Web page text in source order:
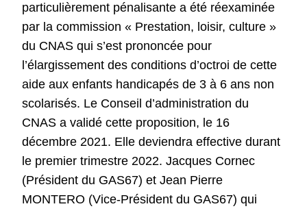
particulièrement pénalisante a été réexaminée
par la commission « Prestation, loisir, culture »
du CNAS qui s’est prononcée pour
l’élargissement des conditions d’octroi de cette
aide aux enfants handicapés de 3 à 6 ans non
scolarisés. Le Conseil d’administration du
CNAS a validé cette proposition, le 16
décembre 2021. Elle deviendra effective durant
le premier trimestre 2022. Jacques Cornec
(Président du GAS67) et Jean Pierre
MONTERO (Vice-Président du GAS67) qui